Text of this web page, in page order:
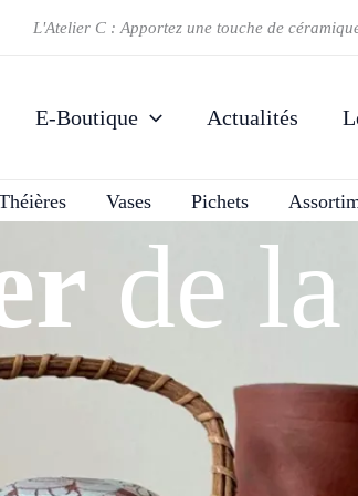
L'Atelier C : Apportez une touche de
E-Boutique Actualités
Vases Pichets
de la